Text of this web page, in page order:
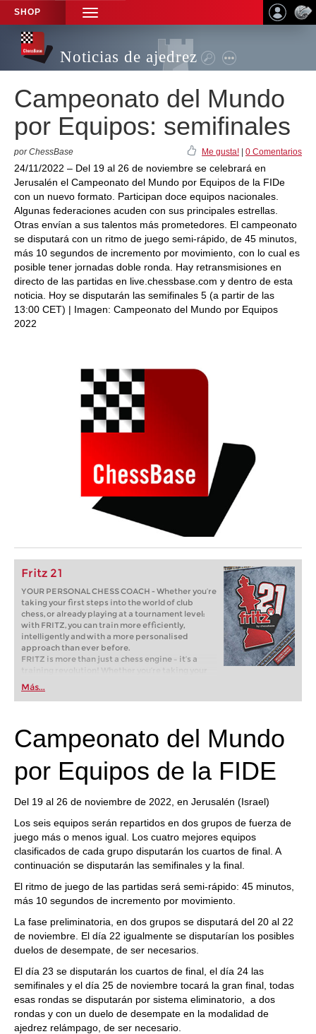
SHOP
TOGGLE
NAVIGATION
Noticias de ajedrez
Campeonato del Mundo
por Equipos: semifinales
por ChessBase Me gusta! 0 Comentarios
24/11/2022 – Del 19 al 26 de noviembre se celebrará en
Jerusalén el Campeonato del Mundo por Equipos de la FIDe
con un nuevo formato. Participan doce equipos nacionales.
Algunas federaciones acuden con sus principales estrellas.
Otras envían a sus talentos más prometedores. El campeonato
se disputará con un ritmo de juego semi-rápido, de 45 minutos,
más 10 segundos de incremento por movimiento, con lo cual es
posible tener jornadas doble ronda. Hay retransmisiones en
directo de las partidas en live.chessbase.com y dentro de esta
noticia. Hoy se disputarán las semifinales 5 (a partir de las
13:00 CET) | Imagen: Campeonato del Mundo por Equipos
2022
Fritz 21
YOUR PERSONAL CHESS COACH - Whether you’re
taking your first steps into the world of club
chess, or already playing at a tournament level:
with FRITZ, you can train more efficiently,
intelligently and with a more personalised
approach than ever before.
FRITZ is more than just a chess engine – it’s a
training revolution! Whether you’re taking your
first steps into the world of club chess, or already
playing at a tournament level: with FRITZ, you can
train more efficiently, intelligently and with a
Más...
Campeonato del Mundo
por Equipos de la FIDE
Del 19 al 26 de noviembre de 2022, en Jerusalén (Israel)
Los seis equipos serán repartidos en dos grupos de fuerza de
juego más o menos igual. Los cuatro mejores equipos
clasificados de cada grupo disputarán los cuartos de final. A
continuación se disputarán las semifinales y la final.
El ritmo de juego de las partidas será semi-rápido: 45 minutos,
más 10 segundos de incremento por movimiento.
La fase preliminatoria, en dos grupos se disputará del 20 al 22
de noviembre. El día 22 igualmente se disputarían los posibles
duelos de desempate, de ser necesarios.
El día 23 se disputarán los cuartos de final, el día 24 las
semifinales y el día 25 de noviembre tocará la gran final, todas
esas rondas se disputarán por sistema eliminatorio, a dos
rondas y con un duelo de desempate en la modalidad de
ajedrez relámpago, de ser necesario.